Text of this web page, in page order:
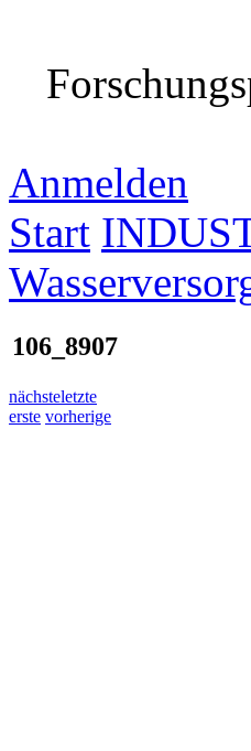
Anmelden
Start
106_8907
nächsteletzte
erste vorherige